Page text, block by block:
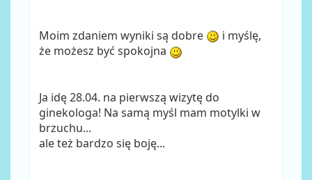
Moim zdaniem wyniki są dobre
i myślę,
że możesz być spokojna
Ja idę 28.04. na pierwszą wizytę do
ginekologa! Na samą myśl mam motylki w
brzuchu...
ale też bardzo się boję...